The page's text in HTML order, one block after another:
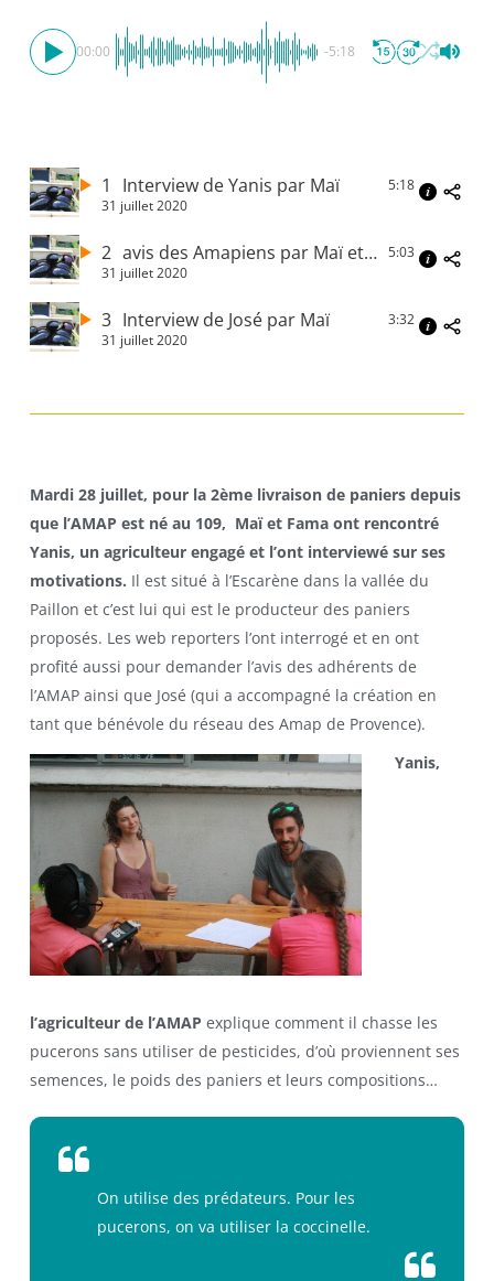
00:00 -5:18
1 Interview de Yanis par Maï
31 juillet 2020
5:18
2 avis des Amapiens par Maï et Fama
31 juillet 2020
5:03
3 Interview de José par Maï
31 juillet 2020
3:32
Mardi 28 juillet, pour la 2ème livraison de paniers depuis
que l’AMAP est né au 109, Maï et Fama ont rencontré
Yanis, un agriculteur engagé et l’ont interviewé sur ses
motivations. Il est situé à l’Escarène dans la vallée du
Paillon et c’est lui qui est le producteur des paniers
proposés. Les web reporters l’ont interrogé et en ont
profité aussi pour demander l’avis des adhérents de
l’AMAP ainsi que José (qui a accompagné la création en
tant que bénévole du réseau des Amap de Provence).
Yanis,
l’agriculteur de l’AMAP explique comment il chasse les
pucerons sans utiliser de pesticides, d’où proviennent ses
semences, le poids des paniers et leurs compositions…
On utilise des prédateurs. Pour les
pucerons, on va utiliser la coccinelle.